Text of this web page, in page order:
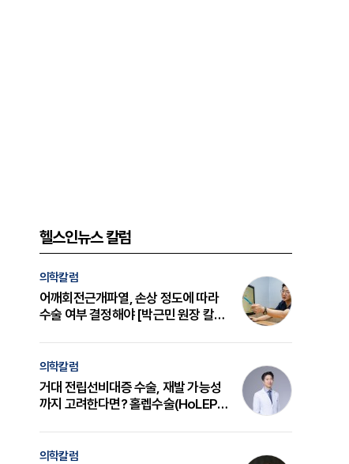
헬스인뉴스 칼럼
의학칼럼
어깨회전근개파열, 손상 정도에 따라
수술 여부 결정해야 [박근민 원장 칼
의학칼럼
거대 전립선비대증 수술, 재발 가능성
까지 고려한다면? 홀렙수술(HoLEP)
의학칼럼